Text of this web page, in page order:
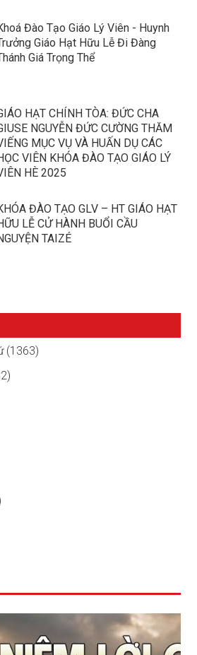
Đào Tạo Giáo Lý Viên - Huynh
Giáo Hạt Hữu Lễ Đi Đàng
Giá Trọng Thể
HẠT CHÍNH TÒA: ĐỨC CHA
NGUYỄN ĐỨC CƯỜNG THĂM
MỤC VỤ VÀ HUẤN DỤ CÁC
VIÊN KHÓA ĐÀO TẠO GIÁO LÝ
HÈ 2025
ĐÀO TẠO GLV – HT GIÁO HẠT
LỄ CỬ HÀNH BUỔI CẦU
TAIZÉ
(1363)